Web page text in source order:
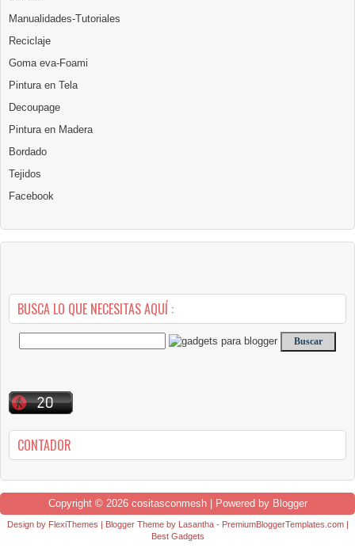
Manualidades-Tutoriales
Reciclaje
Goma eva-Foami
Pintura en Tela
Decoupage
Pintura en Madera
Bordado
Tejidos
Facebook
BUSCA LO QUE NECESITAS AQUÍ :
CONTADOR
Copyright © 2026 cositasconmesh| Powered by Blogger
Design by FlexiThemes | Blogger Theme by Lasantha- PremiumBloggerTemplates.com|
Best Gadgets